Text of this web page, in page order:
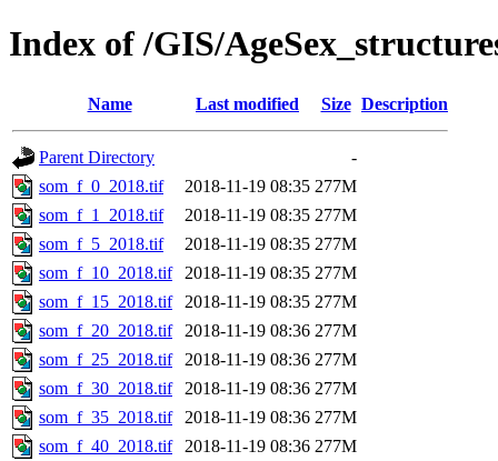
Index of /GIS/
Name Last modified Size Description
Parent Directory
-
som_f_0_2018.tif
2018-11-19 08:35 277M
som_f_1_2018.tif
2018-11-19 08:35 277M
som_f_5_2018.tif
2018-11-19 08:35 277M
som_f_10_2018.tif
2018-11-19 08:35 277M
som_f_15_2018.tif
2018-11-19 08:35 277M
som_f_20_2018.tif
2018-11-19 08:36 277M
som_f_25_2018.tif
2018-11-19 08:36 277M
som_f_30_2018.tif
2018-11-19 08:36 277M
som_f_35_2018.tif
2018-11-19 08:36 277M
som_f_40_2018.tif
2018-11-19 08:36 277M